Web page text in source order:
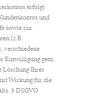
erfolgt
und
sowie zur
(z.B.
verschiedene
Einwilligung gem.
Löschung Ihres
Wirkung für die
3 DSGVO